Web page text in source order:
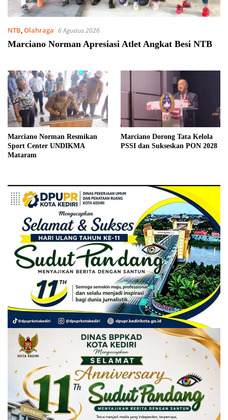
NTB,Olahraga 6 Agustus 2026
Marciano Norman Apresiasi Atlet Angkat Besi NTB
Marciano Norman Resmikan
Sport Center UNDIKMA
Mataram
Marciano Dorong Tata Kelola
PSSI dan Sukseskan PON 2028